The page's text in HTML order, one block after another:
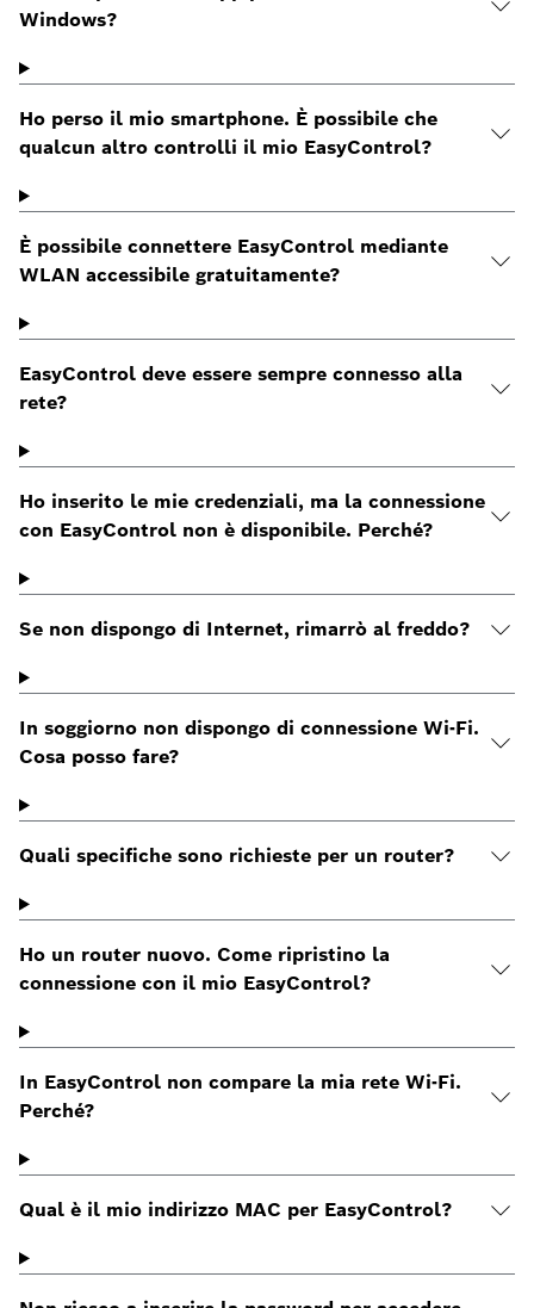
Windows?
Ho perso il mio smartphone. È possibile che
qualcun altro controlli il mio EasyControl?
È possibile connettere EasyControl mediante
WLAN accessibile gratuitamente?
EasyControl deve essere sempre connesso alla
rete?
Ho inserito le mie credenziali, ma la connessione
con EasyControl non è disponibile. Perché?
Se non dispongo di Internet, rimarrò al freddo?
In soggiorno non dispongo di connessione Wi-Fi.
Cosa posso fare?
Quali specifiche sono richieste per un router?
Ho un router nuovo. Come ripristino la
connessione con il mio EasyControl?
In EasyControl non compare la mia rete Wi-Fi.
Perché?
Qual è il mio indirizzo MAC per EasyControl?